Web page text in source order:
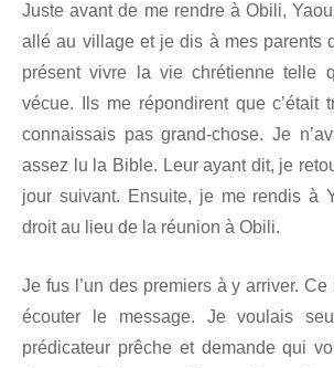
Juste avant de me rendre à Obili,
allé au village et je dis à mes parents
présent vivre la vie chrétienne telle
vécue. Ils me répondirent que c’était
connaissais pas grand-chose. Je
assez lu la Bible. Leur ayant dit, je
jour suivant. Ensuite, je me rendis à
droit au lieu de la réunion à Obili.
Je fus l’un des premiers à y arriver. Ce
écouter le message. Je voulais
prédicateur prêche et demande qui